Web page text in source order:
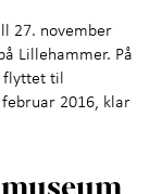
27. november
Lillehammer. På
flyttet til
2016, klar